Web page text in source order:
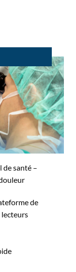
de santé –
de
lecteurs